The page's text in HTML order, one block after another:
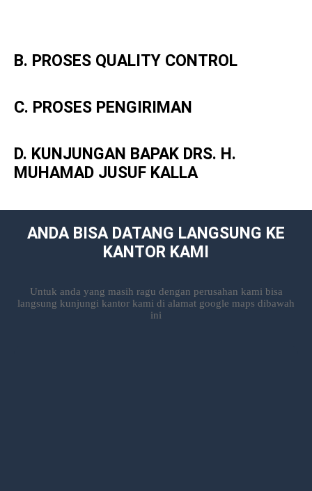
B. PROSES QUALITY CONTROL
C. PROSES PENGIRIMAN
D. KUNJUNGAN BAPAK DRS. H.
MUHAMAD JUSUF KALLA
ANDA BISA DATANG LANGSUNG KE
KANTOR KAMI
Untuk anda yang masih ragu dengan perusahan kami bisa
langsung kunjungi kantor kami di alamat google maps dibawah
ini